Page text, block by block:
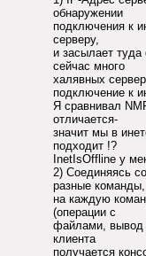
обнаружении
подключения к
серверу,
и засылает
сейчас много
халявных
подключение к
Я сравнивал
отличается-
значит мы в
подходит !?
InetIsOffline у
2) Соединяясь
разные команды,
на каждую
(операции с
файлами, вывод
клиента
получается